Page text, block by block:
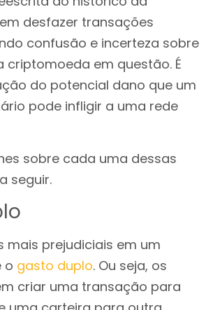
desfazer transações
confusão e incerteza sobre
criptomoeda em questão. É
do potencial dano que um
pode infligir a uma rede
sobre cada uma dessas
seguir.
mais prejudiciais em um
o gasto duplo. Ou seja, os
criar uma transação para